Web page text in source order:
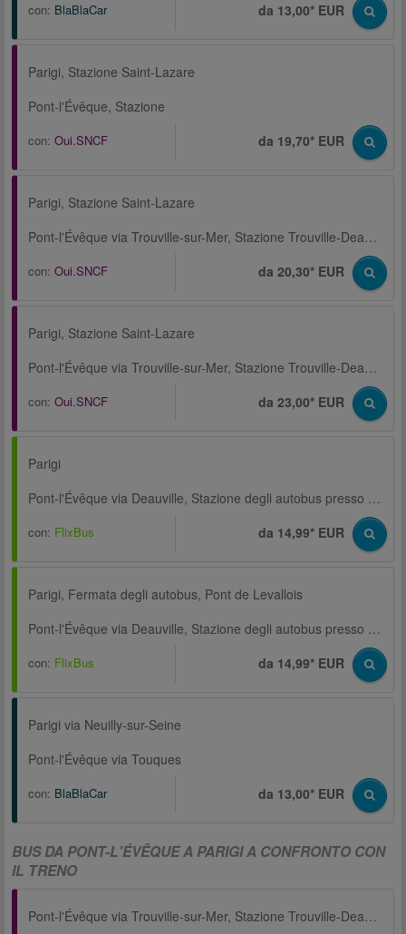
con: BlaBlaCar da 13,00* EUR
Parigi, Stazione Saint-Lazare
Pont-l'Évêque, Stazione
con: Oui.SNCF da 19,70* EUR
Parigi, Stazione Saint-Lazare
Pont-l'Évêque via Trouville-sur-Mer, Stazione Trouville-Deauville
con: Oui.SNCF da 20,30* EUR
Parigi, Stazione Saint-Lazare
Pont-l'Évêque via Trouville-sur-Mer, Stazione Trouville-Deauville
con: Oui.SNCF da 23,00* EUR
Parigi
Pont-l'Évêque via Deauville, Stazione degli autobus presso la Stazione centrale Trouville-Deauville
con: FlixBus da 14,99* EUR
Parigi, Fermata degli autobus, Pont de Levallois
Pont-l'Évêque via Deauville, Stazione degli autobus presso la Stazione centrale Trouville-Deauville
con: FlixBus da 14,99* EUR
Parigi via Neuilly-sur-Seine
Pont-l'Évêque via Touques
con: BlaBlaCar da 13,00* EUR
BUS DA PONT-L'ÉVÊQUE A PARIGI A CONFRONTO CON
IL TRENO
Pont-l'Évêque via Trouville-sur-Mer, Stazione Trouville-Deauville